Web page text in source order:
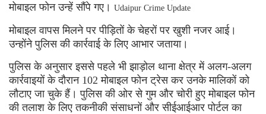
मोबाइल फोन उन्हें सौंपे गए। Udaipur Crime Update
मोबाइल वापस मिलने पर पीड़ितों के चेहरों पर खुशी नजर आई।
उन्होंने पुलिस की कार्रवाई के लिए आभार जताया।
पुलिस के अनुसार इससे पहले भी झाड़ोल थाना क्षेत्र में अलग-अलग
कार्रवाइयों के दौरान 102 मोबाइल फोन ट्रेस कर उनके मालिकों को
लौटाए जा चुके हैं। पुलिस की ओर से गुम और चोरी हुए मोबाइल फोन
की तलाश के लिए तकनीकी संसाधनों और सीईआईआर पोर्टल का